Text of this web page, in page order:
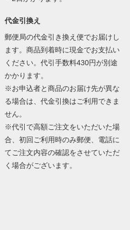
代金引換え
郵便局の代金引き換え便でお届けし
ます。商品到着時に現金でお支払い
ください。代引手数料430円が別途
かかります。
※お申込者と商品のお届け先が異な
る場合は、代金引換はご利用できま
せん。
※代引で高額ご注文をいただいた場
合、初回ご利用時のみ郵便、電話に
てご注文内容の確認をさせていただ
く場合がございます。